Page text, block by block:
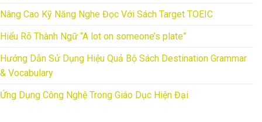
Nâng Cao Kỹ Năng Nghe Đọc Với Sách Target TOEIC
Hiểu Rõ Thành Ngữ “A lot on someone’s plate”
Hướng Dẫn Sử Dụng Hiệu Quả Bộ Sách Destination Grammar
& Vocabulary
Ứng Dụng Công Nghệ Trong Giáo Dục Hiện Đại